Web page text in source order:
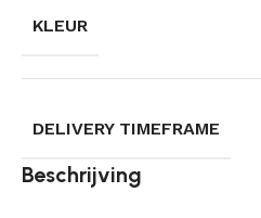
KLEUR
DELIVERY TIMEFRAME
Beschrijving